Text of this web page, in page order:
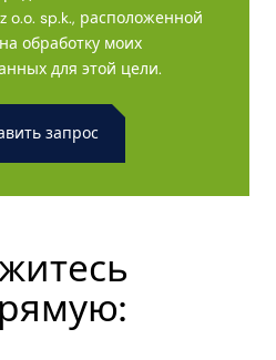
o.o. sp.k., расположенной
обработку моих
для этой цели.